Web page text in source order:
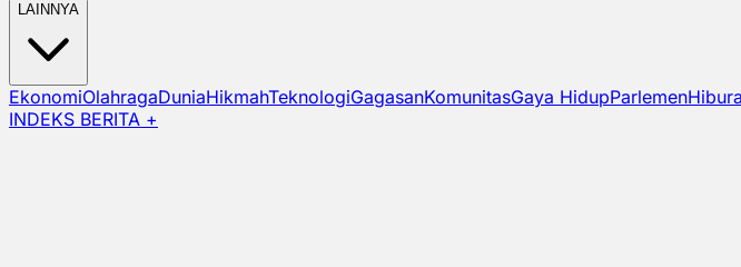
LAINNYA
EkonomiOlahragaDuniaHikmahTeknologiGagasanKomunitasGaya HidupParlemen
INDEKS BERITA +